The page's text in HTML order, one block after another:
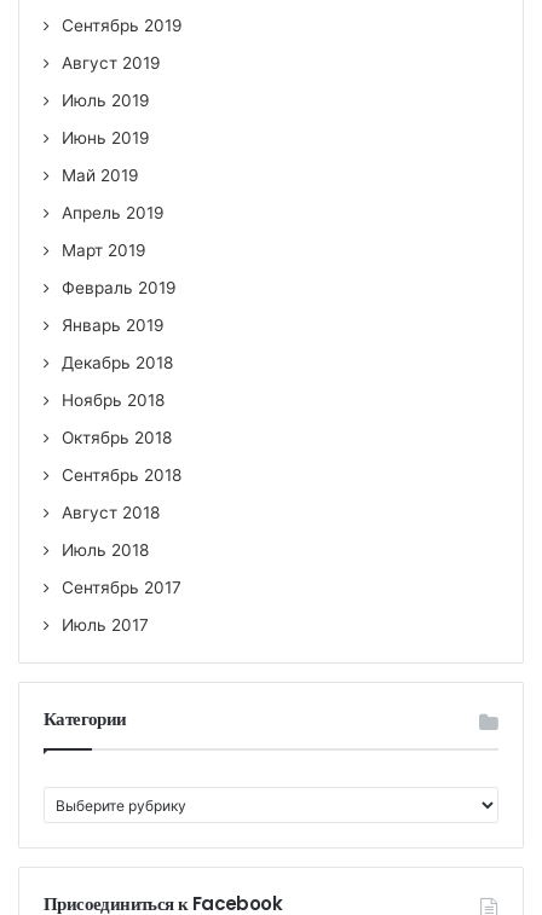
Сентябрь 2019
Август 2019
Июль 2019
Июнь 2019
Май 2019
Апрель 2019
Март 2019
Февраль 2019
Январь 2019
Декабрь 2018
Ноябрь 2018
Октябрь 2018
Сентябрь 2018
Август 2018
Июль 2018
Сентябрь 2017
Июль 2017
Категории
а
т
г
Присоединиться к Facebook